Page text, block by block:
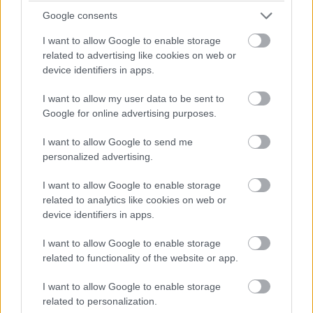
Google consents
I want to allow Google to enable storage
related to advertising like cookies on web or
device identifiers in apps.
I want to allow my user data to be sent to
Google for online advertising purposes.
I want to allow Google to send me
personalized advertising.
I want to allow Google to enable storage
related to analytics like cookies on web or
device identifiers in apps.
I want to allow Google to enable storage
related to functionality of the website or app.
I want to allow Google to enable storage
related to personalization.
McLaren-vezér sokféle formában cáfolta, hogy
Verstappen hozzájuk igazolna.
Részletek ebben a cikkben találhatók!
Hivatalos: Martin és Ogura a Yamahánál
Jorge Martin és Ai Ogura lesz a Yamaha két
jelentette be szerda délelőtt a japán gyártó.
Mindkét versenyző szerződése két évre szól,
azaz 2028-ig erősítették meg a helyüket a
csapatban.
sajtóértesüléseknek megfelelően teljes